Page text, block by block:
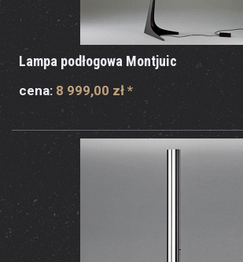
Lampa podłogowa Montjuic
cena: 8 999,00 zł *